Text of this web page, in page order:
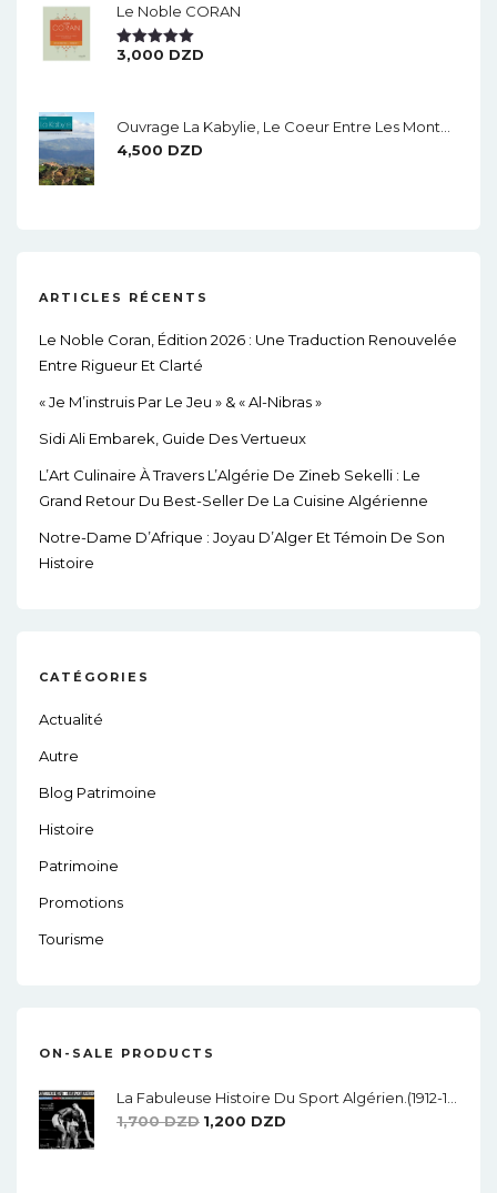
Le Noble CORAN
Note5.00
3,000 DZD
4,500 DZD
ARTICLES RÉCENTS
Le Noble Coran, Édition 2026 : Une Traduction Renouvelée
Entre Rigueur Et Clarté
« Je M’instruis Par Le Jeu » & « Al-Nibras »
Sidi Ali Embarek, Guide Des Vertueux
L’Art Culinaire À Travers L’Algérie De Zineb Sekelli : Le
Grand Retour Du Best-Seller De La Cuisine Algérienne
Notre-Dame D’Afrique : Joyau D’Alger Et Témoin De Son
Histoire
CATÉGORIES
Actualité
Autre
Blog Patrimoine
Histoire
Patrimoine
Promotions
Tourisme
ON-SALE PRODUCTS
1,700DZD Le
1,200 DZD